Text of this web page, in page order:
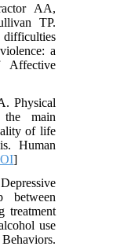
AA,
TP.
difficulties
a
Affective
Physical
the main
of life
Human
between
treatment
use